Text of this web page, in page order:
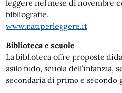
leggere nel mese di novembre
bibliografie.
www.natiperleggere.it
Biblioteca e scuole
La biblioteca offre proposte
asilo nido, scuola dell’infanzia,
secondaria di primo e secondo